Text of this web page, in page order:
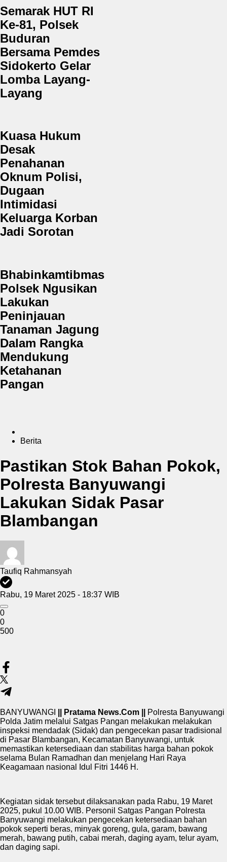
Semarak HUT RI
Ke-81, Polsek
Buduran
Bersama Pemdes
Sidokerto Gelar
Lomba Layang-
Layang
Kuasa Hukum
Desak
Penahanan
Oknum Polisi,
Dugaan
Intimidasi
Keluarga Korban
Jadi Sorotan
Bhabinkamtibmas
Polsek Ngusikan
Lakukan
Peninjauan
Tanaman Jagung
Dalam Rangka
Mendukung
Ketahanan
Pangan
Berita
Pastikan Stok Bahan Pokok,
Polresta Banyuwangi
Lakukan Sidak Pasar
Blambangan
Taufiq Rahmansyah
Rabu, 19 Maret 2025 - 18:37 WIB
0
0
500
BANYUWANGI || Pratama News.Com ||
Polresta Banyuwangi
Polda Jatim melalui Satgas Pangan melakukan melakukan
inspeksi mendadak (Sidak) dan pengecekan pasar tradisional
di Pasar Blambangan, Kecamatan Banyuwangi, untuk
memastikan ketersediaan dan stabilitas harga bahan pokok
selama Bulan Ramadhan dan menjelang Hari Raya
Keagamaan nasional Idul Fitri 1446 H.
Kegiatan sidak tersebut dilaksanakan pada Rabu, 19 Maret
2025, pukul 10.00 WIB. Personil Satgas Pangan Polresta
Banyuwangi melakukan pengecekan ketersediaan bahan
pokok seperti beras, minyak goreng, gula, garam, bawang
merah, bawang putih, cabai merah, daging ayam, telur ayam,
dan daging sapi.